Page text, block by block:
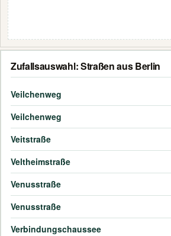
Zufallsauswahl: Straßen aus Berlin
Veilchenweg
Veilchenweg
Veitstraße
Veltheimstraße
Venusstraße
Venusstraße
Verbindungschaussee